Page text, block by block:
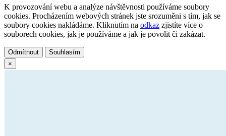
K provozování webu a analýze návštěvnosti používáme soubory
cookies. Procházením webových stránek jste srozuměni s tím, jak se
soubory cookies nakládáme. Kliknutím na odkaz zjistíte více o
souborech cookies, jak je používáme a jak je povolit či zakázat.
Odmítnout
Souhlasím
×